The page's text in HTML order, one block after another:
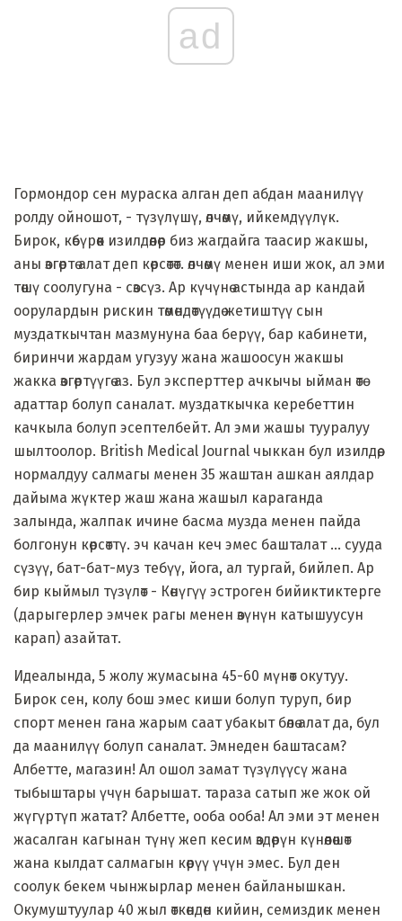
ad
Гормондор сен мураска алган деп абдан маанилүү
ролду ойношот, - түзүлүшү, өлчөмү, ийкемдүүлүк.
Бирок, көбүрөөк изилдөөлөр биз жагдайга таасир жакшы,
аны өзгөртө алат деп көрсөтөт. өлчөмү менен иши жок, ал эми
төшү соолугуна - сөзсүз. Ар күчүнө астында ар кандай
оорулардын рискин төмөндөтүүдө жетиштүү сын
муздаткычтан мазмунуна баа берүү, бар кабинети,
биринчи жардам угузуу жана жашоосун жакшы
жакка өзгөртүүгө аз. Бул эксперттер ачкычы ыйман өтө
адаттар болуп саналат. муздаткычка керебеттин
качкыла болуп эсептелбейт. Ал эми жашы тууралуу
шылтоолор. British Medical Journal чыккан бул изилдөө,
нормалдуу салмагы менен 35 жаштан ашкан аялдар
дайыма жүктер жаш жана жашыл караганда
залында, жалпак ичине басма музда менен пайда
болгонун көрсөттү. эч качан кеч эмес башталат ... сууда
сүзүү, бат-бат-муз тебүү, йога, ал тургай, бийлеп. Ар
бир кыймыл түзүлөт - Көнүгүү эстроген бийиктиктерге
(дарыгерлер эмчек рагы менен өзүнүн катышуусун
карап) азайтат.
Идеалында, 5 жолу жумасына 45-60 мүнөт окутуу.
Бирок сен, колу бош эмес киши болуп туруп, бир
спорт менен гана жарым саат убакыт бөлө алат да, бул
да маанилүү болуп саналат. Эмнеден баштасам?
Албетте, магазин! Ал ошол замат түзүлүүсү жана
тыбыштары үчүн барышат. тараза сатып же жок ой
жүгүртүп жатат? Албетте, ооба ооба! Ал эми эт менен
жасалган кагынан түнү жеп кесим өздөрүн күнөөлөшөт
жана кылдат салмагын көрүү үчүн эмес. Бул ден
соолук бекем чынжырлар менен байланышкан.
Окумуштуулар 40 жыл өткөндөн кийин, семиздик менен